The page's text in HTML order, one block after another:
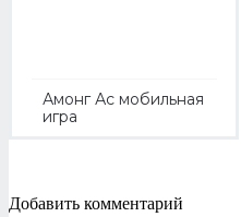
Амонг Ас мобильная
игра
Добавить комментарий